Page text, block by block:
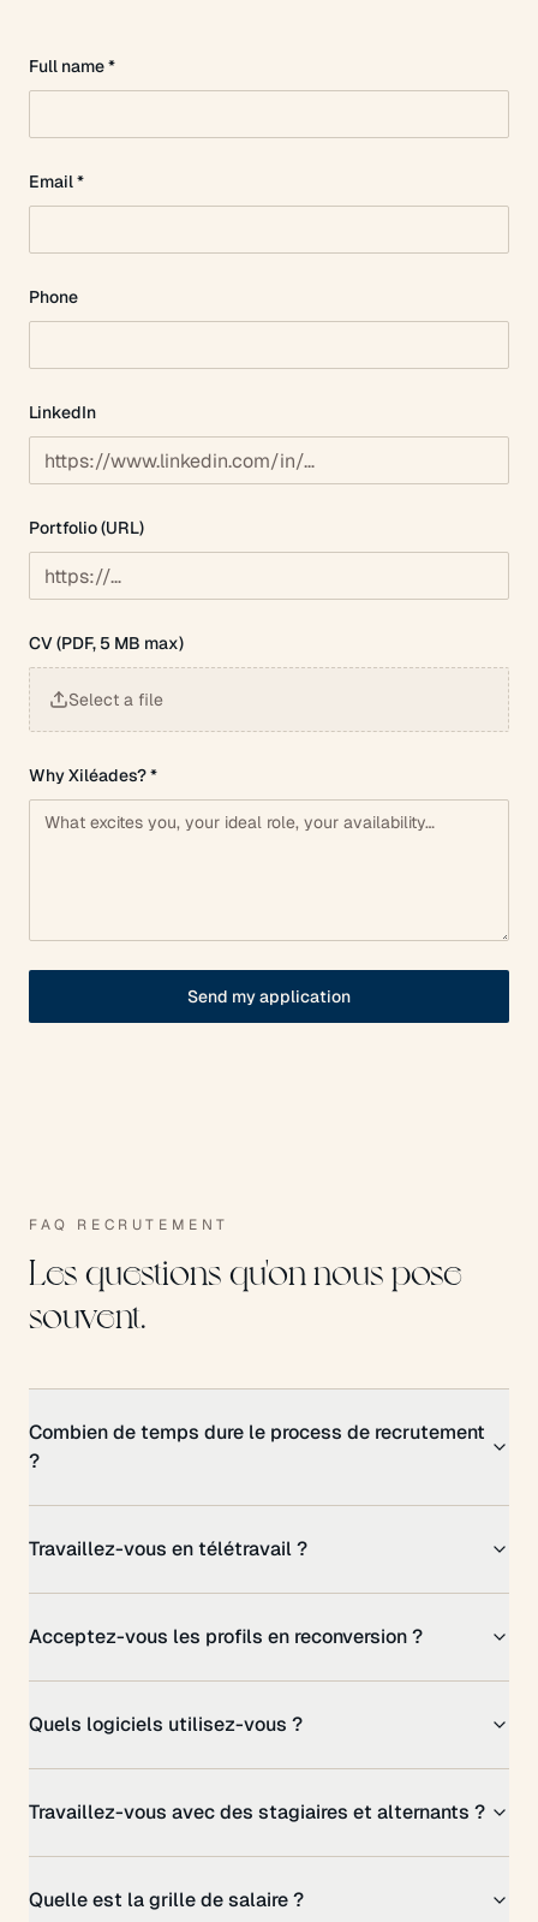
Full name *
Email *
Phone
LinkedIn
Portfolio (URL)
CV (PDF, 5 MB max)
Select a file
Why Xiléades? *
Send my application
FAQ RECRUTEMENT
Les questions qu'on nous pose
souvent.
Combien de temps dure le process de recrutement
?
Travaillez-vous en télétravail ?
Acceptez-vous les profils en reconversion ?
Quels logiciels utilisez-vous ?
Travaillez-vous avec des stagiaires et alternants ?
Quelle est la grille de salaire ?